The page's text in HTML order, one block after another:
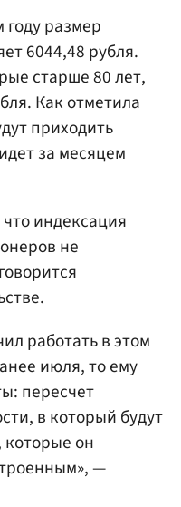
размер
6044,48 рубля.
старше 80 лет,
Как отметила
приходить
за месяцем
индексация
не
работать в этом
июля, то ему
пересчет
в который будут
он
—